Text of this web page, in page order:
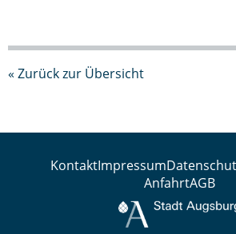
« Zurück zur Übersicht
KontaktImpressum
AnfahrtAGB